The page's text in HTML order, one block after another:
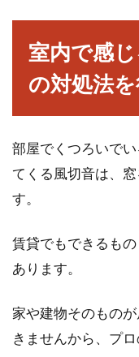
室内で感
の対処法
部屋でくつろいで
てくる風切音は、
す。
賃貸でもできるも
あります。
家や建物そのもの
きませんから、プ